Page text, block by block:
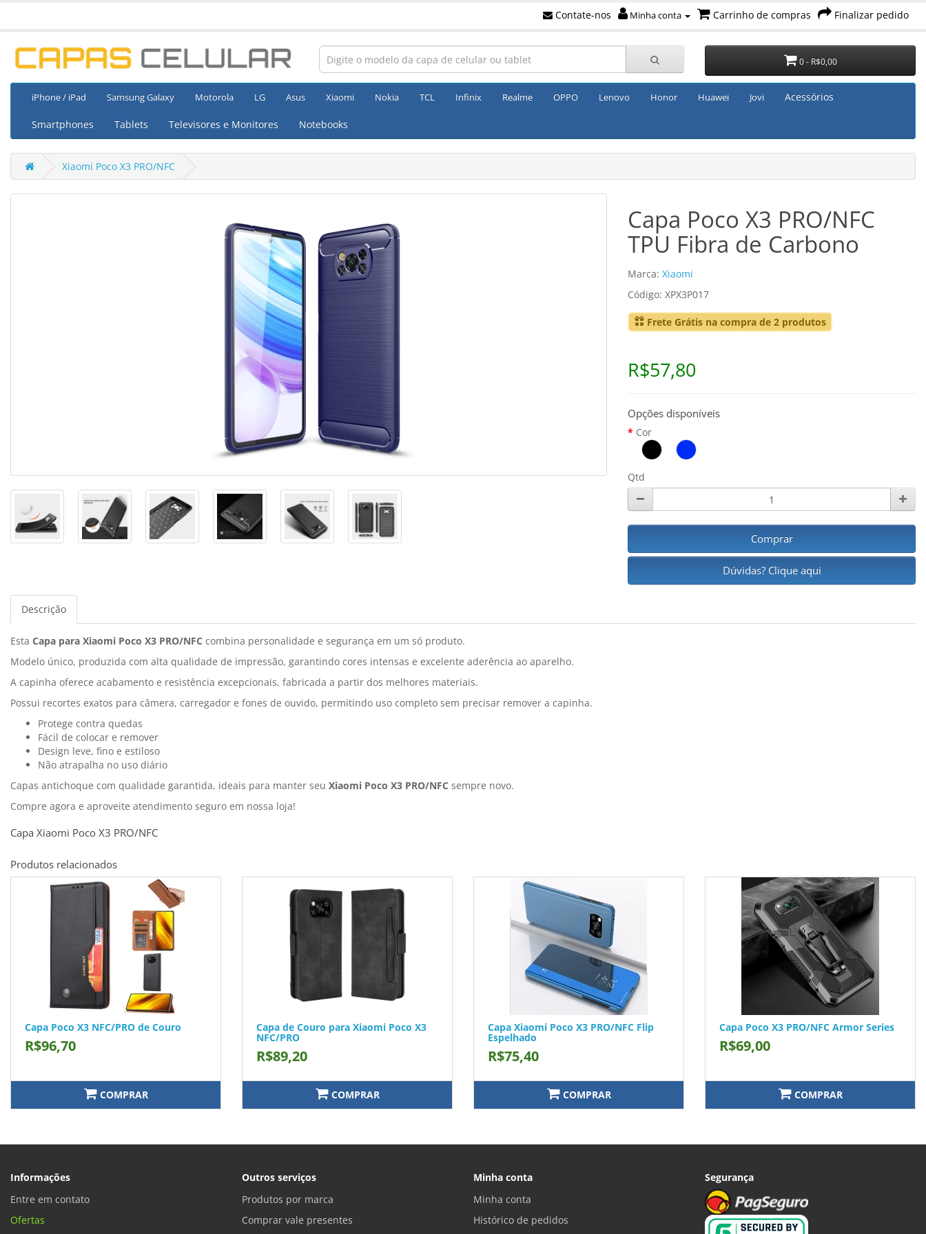
Contate-nos Minha conta Carrinho de compras Finalizar pedido
0 - R$0,00
iPhone / iPad Samsung Galaxy Motorola LG Asus Xiaomi Nokia TCL Infinix Realme OPPO Lenovo Honor Huawei Jovi Acessórios
Smartphones Tablets Televisores e Monitores Notebooks
Xiaomi Poco X3 PRO/NFC
Capa Poco X3 PRO/NFC
TPU Fibra de Carbono
Marca: Xiaomi
Código: XPX3P017
Frete Grátis na compra de 2 produtos
R$57,80
Opções disponíveis
Cor
Qtd
Comprar
Dúvidas? Clique aqui
Descrição
Esta Capa para Xiaomi Poco X3 PRO/NFC combina personalidade e segurança em um só produto.
Modelo único, produzida com alta qualidade de impressão, garantindo cores intensas e excelente aderência ao aparelho.
A capinha oferece acabamento e resistência excepcionais, fabricada a partir dos melhores materiais.
Possui recortes exatos para câmera, carregador e fones de ouvido, permitindo uso completo sem precisar remover a capinha.
Protege contra quedas
Fácil de colocar e remover
Design leve, fino e estiloso
Não atrapalha no uso diário
Capas antichoque com qualidade garantida, ideais para manter seu Xiaomi Poco X3 PRO/NFC sempre novo.
Compre agora e aproveite atendimento seguro em nossa loja!
Capa Xiaomi Poco X3 PRO/NFC
Produtos relacionados
Capa Poco X3 NFC/PRO de Couro
R$96,70
COMPRAR
Capa de Couro para Xiaomi Poco X3
NFC/PRO
R$89,20
COMPRAR
Capa Xiaomi Poco X3 PRO/NFC Flip
Espelhado
R$75,40
COMPRAR
Capa Poco X3 PRO/NFC Armor Series
R$69,00
COMPRAR
Informações
Entre em contato
Ofertas
Outros serviços
Produtos por marca
Comprar vale presentes
Minha conta
Minha conta
Histórico de pedidos
Segurança